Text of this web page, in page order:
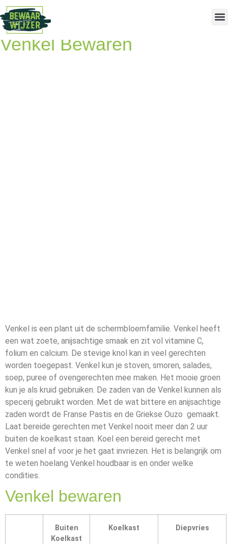
Venkel Bewaren
Venkel is een plant uit de schermbloemfamilie. Venkel heeft
een wat zoete, anijsachtige smaak en zit vol vitamine C,
folium en calcium. De stevige knol kan in veel gerechten
worden toegepast. Venkel kun je stoven, smoren, salades,
soep, puree of ovengerechten mee maken. Het mooie groen
kun je als kruid gebruiken. De zaden van de Venkel kunnen als
specerij gebruikt worden. Met de wat bittere en anijsachtige
zaden wordt de Franse Pastis en de Griekse Ouzo gemaakt.
Laat bereide gerechten met Venkel nooit meer dan 2 uur
buiten de koelkast staan. Koel een bereid gerecht met
Venkel snel af voor je het gaat invriezen. Het is belangrijk om
te weten hoelang Venkel houdbaar is en onder welke
condities.
Venkel bewaren
Buiten
Koelkast
Koelkast Diepvries